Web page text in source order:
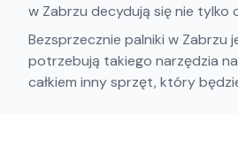
w Zabrzu decydują się nie
Bezsprzecznie palniki w Zabrzu
potrzebują takiego narzędzia
całkiem inny sprzęt, który